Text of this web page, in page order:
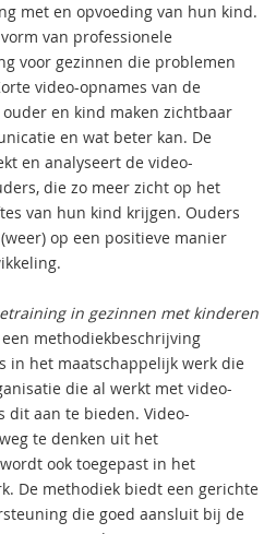
met en opvoeding van hun kind.
van professionele
voor gezinnen die problemen
video-opnames van de
en kind maken zichtbaar
en wat beter kan. De
en analyseert de video-
die zo meer zicht op het
van hun kind krijgen. Ouders
op een positieve manier
in gezinnen met kinderen
methodiekbeschrijving
in het maatschappelijk werk die
die al werkt met video-
dit aan te bieden. Video-
te denken uit het
ook toegepast in het
De methodiek biedt een gerichte
die goed aansluit bij de